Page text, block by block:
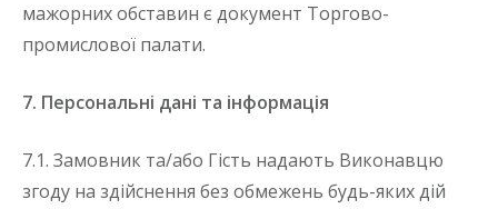
мажорних обставин є документ Торгово-
промислової палати.
7. Персональні дані та інформація
7.1. Замовник та/або Гість надають Виконавцю
згоду на здійснення без обмежень будь-яких дій